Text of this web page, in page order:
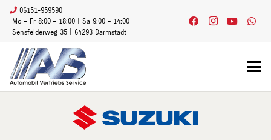
06151-959590
Mo – Fr 8:00 – 18:00 | Sa 9:00 – 14:00
Sensfelderweg 35 | 64293 Darmstadt